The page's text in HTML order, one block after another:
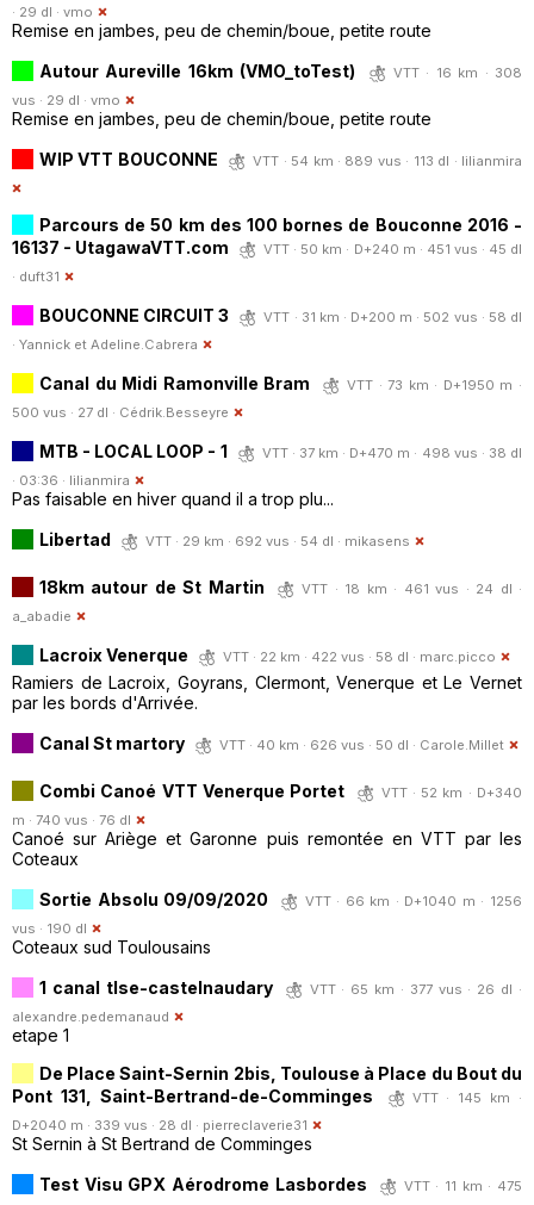
· 29 dl · vmo
Remise en jambes, peu de chemin/boue, petite route
Autour Aureville 16km (VMO_toTest)
VTT · 16 km · 308
vus · 29 dl · vmo
Remise en jambes, peu de chemin/boue, petite route
WIP VTT BOUCONNE
VTT · 54 km · 889 vus · 113 dl · lilianmira
Parcours de 50 km des 100 bornes de Bouconne 2016 -
16137 - UtagawaVTT.com
VTT · 50 km · D+240 m · 451 vus · 45 dl
· duft31
BOUCONNE CIRCUIT 3
VTT · 31 km · D+200 m · 502 vus · 58 dl
· Yannick et Adeline.Cabrera
Canal du Midi Ramonville Bram
VTT · 73 km · D+1950 m ·
500 vus · 27 dl · Cédrik.Besseyre
MTB - LOCAL LOOP - 1
VTT · 37 km · D+470 m · 498 vus · 38 dl
· 03:36 · lilianmira
Pas faisable en hiver quand il a trop plu...
Libertad
VTT · 29 km · 692 vus · 54 dl · mikasens
18km autour de St Martin
VTT · 18 km · 461 vus · 24 dl ·
a_abadie
Lacroix Venerque VTT · 22 km · 422 vus · 58 dl · marc.picco
Ramiers de Lacroix, Goyrans, Clermont, Venerque et Le Vernet
par les bords d'Arrivée.
Canal St martory
VTT · 40 km · 626 vus · 50 dl · Carole.Millet
Combi Canoé VTT Venerque Portet
VTT · 52 km · D+340
m · 740 vus · 76 dl
Canoé sur Ariège et Garonne puis remontée en VTT par les
Coteaux
Sortie Absolu 09/09/2020
VTT · 66 km · D+1040 m · 1256
vus · 190 dl
Coteaux sud Toulousains
1 canal tlse-castelnaudary
VTT · 65 km · 377 vus · 26 dl ·
alexandre.pedemanaud
etape 1
De Place Saint-Sernin 2bis, Toulouse à Place du Bout du
Pont 131, Saint-Bertrand-de-Comminges
VTT · 145 km ·
D+2040 m · 339 vus · 28 dl · pierreclaverie31
St Sernin à St Bertrand de Comminges
Test Visu GPX Aérodrome Lasbordes
VTT · 11 km · 475